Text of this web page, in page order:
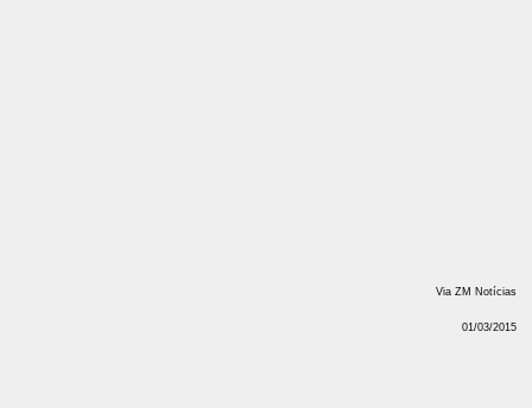
Via ZM Notícias
01/03/2015